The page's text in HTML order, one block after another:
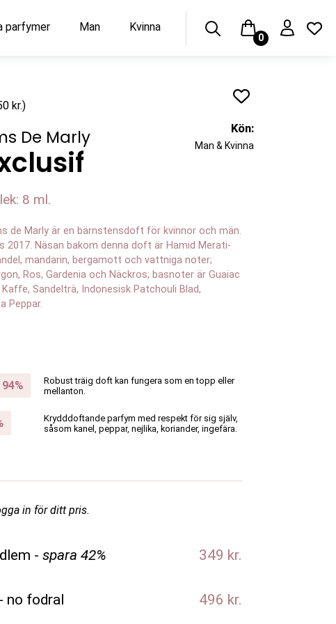
parfymer Man Kvinna
0
kr.)
De Marly
8 ml.
de Marly är en bärnstensdoft för kvinnor och män.
2017. Näsan bakom denna doft är Hamid Merati-
mandarin, bergamott och vattniga noter;
Ros, Gardenia och Näckros; basnoter är Guaiac
Sandelträ, Indonesisk Patchouli Blad,
Peppar.
Robust träig doft kan fungera som en topp eller
mellanton.
Krydddoftande parfym med respekt för sig själv,
såsom kanel, peppar, nejlika, koriander, ingefära.
Kön:
Man & Kvinna
in för ditt pris.
- spara 42% 349 kr.
no fodral 496 kr.